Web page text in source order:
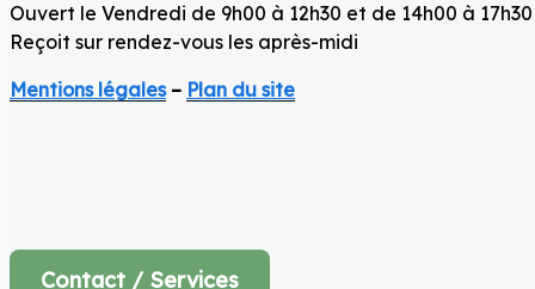
Ouvert le Vendredi de 9h00 à 12h30 et de 14h00 à 17h30
Reçoit sur rendez-vous les après-midi
Mentions légales– Plan du site
Contact / Services